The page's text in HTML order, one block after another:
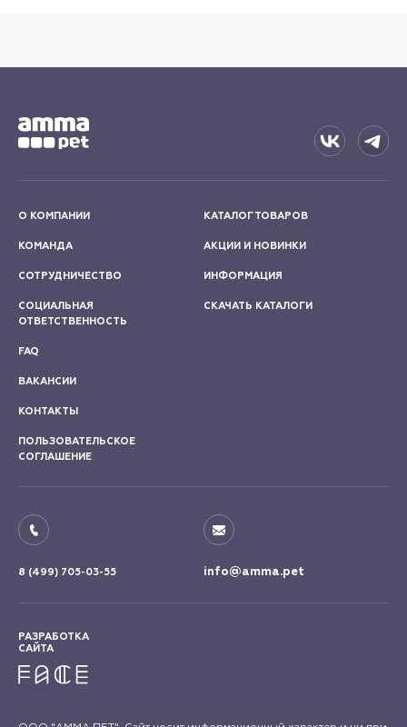
О КОМПАНИИ
КОМАНДА
СОТРУДНИЧЕСТВО
СОЦИАЛЬНАЯ
ОТВЕТСТВЕННОСТЬ
КАТАЛОГ ТОВАРОВ
АКЦИИ И НОВИНКИ
ИНФОРМАЦИЯ
СКАЧАТЬ КАТАЛОГИ
FAQ
ВАКАНСИИ
КОНТАКТЫ
ПОЛЬЗОВАТЕЛЬСКОЕ
СОГЛАШЕНИЕ
8 (499) 705-03-55 info@amma.pet
РАЗРАБОТКА
САЙТА